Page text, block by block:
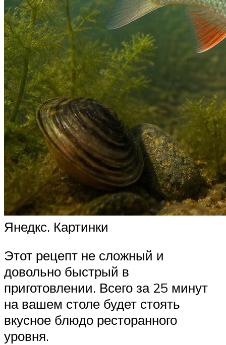
Янедкс. Картинки
Этот рецепт не сложный и
довольно быстрый в
приготовлении. Всего за 25 минут
на вашем столе будет стоять
вкусное блюдо ресторанного
уровня.